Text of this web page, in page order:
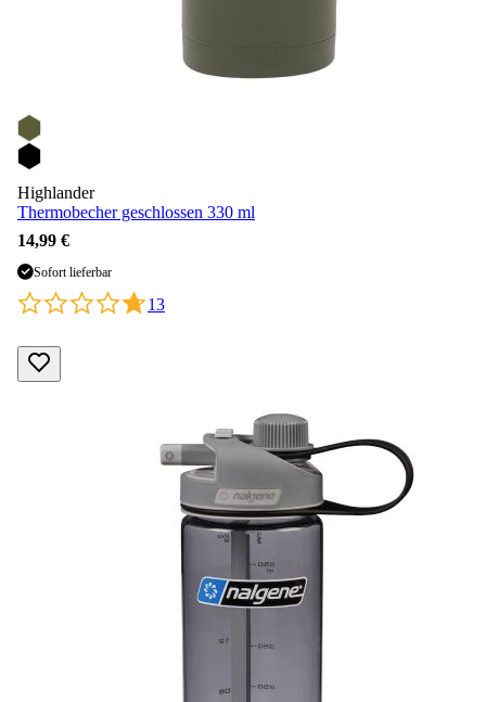
Highlander
Thermobecher geschlossen 330 ml
14,99 €
Sofort lieferbar
13